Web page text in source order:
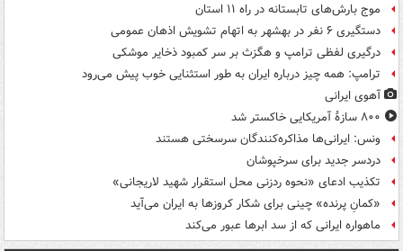
موج بارش‌های تابستانه در راه ۱۱ استان
دستگیری ۶ نفر در بهشهر به اتهام تشویش اذهان عمومی
درگیری لفظی ترامپ و هگزث بر سر کمبود ذخایر موشکی
ترامپ: همه چیز درباره ایران به طور استثنایی خوب پیش می‌رود
آهوی ایرانی
۸۰۰ سازۀ آمریکایی خاکستر شد
ونس: ایرانی‌ها مذاکره‌کنندگان سرسختی هستند
دردسر جدید برای سرخپوشان
تکذیب ادعای «نحوه ردزنی محل استقرار شهید لاریجانی»
«کمانِ پرنده» چینی برای شکار کروزها به ایران می‌آید
ماهواره ایرانی که از سد ابرها عبور می‌کند